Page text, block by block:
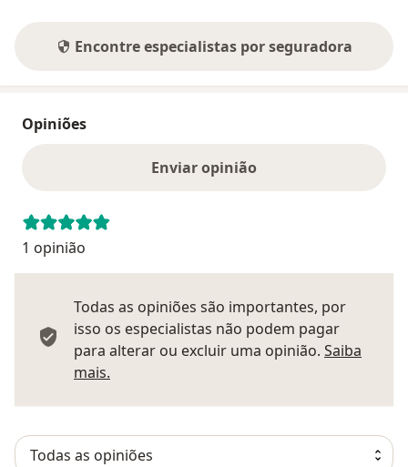
Encontre especialistas por seguradora
Opiniões
Enviar opinião
1 opinião
Todas as opiniões são importantes, por
isso os especialistas não podem pagar
para alterar ou excluir uma opinião. Saiba
mais.